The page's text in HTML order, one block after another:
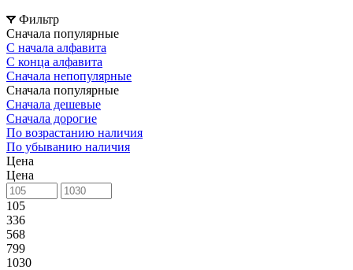
Фильтр
Сначала популярные
С начала алфавита
С конца алфавита
Сначала непопулярные
Сначала популярные
Сначала дешевые
Сначала дорогие
По возрастанию наличия
По убыванию наличия
Цена
Цена
105
336
568
799
1030